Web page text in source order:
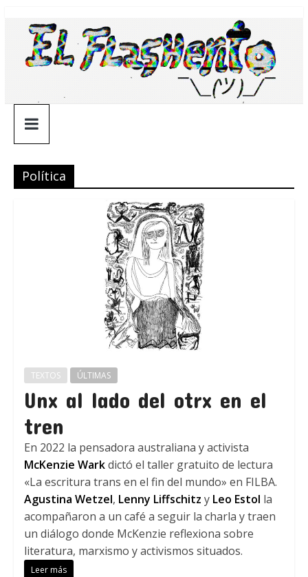
contenido
¯\_(ツ)_/
¯
Política
TEXTOS ÚLTIMAS
Unx al lado del otrx en el
tren
En 2022 la pensadora australiana y activista
McKenzie Warkdictó el taller gratuito de lectura
«La escritura trans en el fin del mundo» en FILBA.
Agustina Wetzel, Lenny Liffschitz y Leo Estol la
acompañaron a un café a seguir la charla y traen
un diálogo donde McKenzie reflexiona sobre
literatura, marxismo y activismos situados.
Leer más